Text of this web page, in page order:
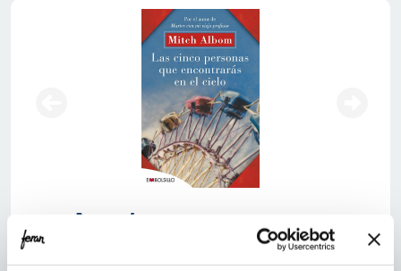
Las cinco personas que
encontrarás en el cielo